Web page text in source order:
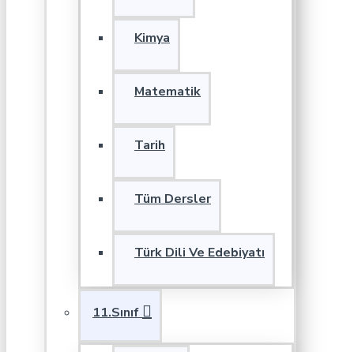
Kimya
Matematik
Tarih
Tüm Dersler
Türk Dili Ve Edebiyatı
11.Sınıf